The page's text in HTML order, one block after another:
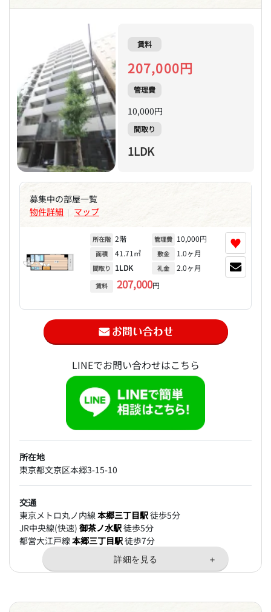
賃料
207,000円
管理費
10,000円
間取り
1LDK
募集中の部屋一覧
物件詳細 | マップ
所在階 2階
面積 41.71㎡
間取り 1LDK
賃料 207,000円
管理費 10,000円
敷金 1.0ヶ月
礼金 2.0ヶ月
♥
LINEでお問い合わせはこちら
所在地
東京都文京区本郷3-15-10
交通
東京メトロ丸ノ内線本郷三丁目駅徒歩5分
JR中央線(快速)御茶ノ水駅徒歩5分
都営大江戸線本郷三丁目駅徒歩7分